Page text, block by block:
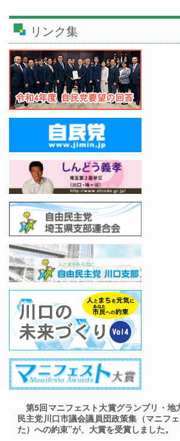
リンク集
第5回マニフェスト大賞グランプリ・地
民主党川口市議会議員団政策集（マニフ
た）への約束”が、大賞を受賞しました。